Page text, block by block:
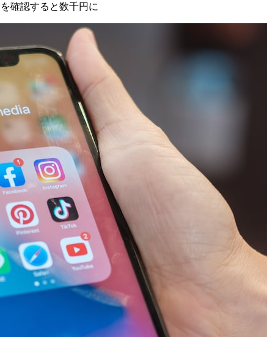
確認すると数千円に